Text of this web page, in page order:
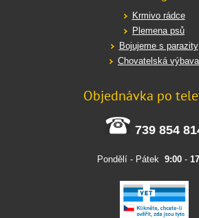
Krmivo rádce
Plemena psů
Bojujeme s parazity
Chovatelská výbava
Objednávka po
739 854
Pondělí - Pátek 9:00-